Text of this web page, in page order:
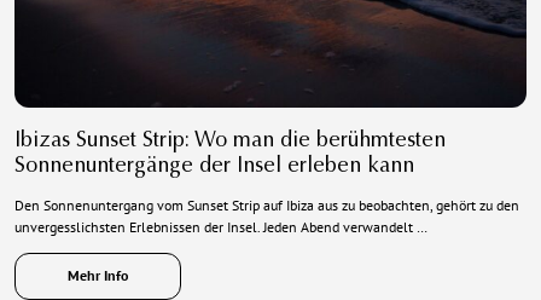
Ibizas Sunset Strip: Wo man die berühmtesten
Sonnenuntergänge der Insel erleben kann
Den Sonnenuntergang vom Sunset Strip auf Ibiza aus zu beobachten, gehört zu den
unvergesslichsten Erlebnissen der Insel. Jeden Abend verwandelt …
Mehr Info